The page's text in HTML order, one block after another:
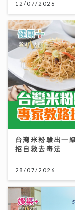
12/07/2026
台灣米粉驗出一
招自救去毒法
28/07/2026